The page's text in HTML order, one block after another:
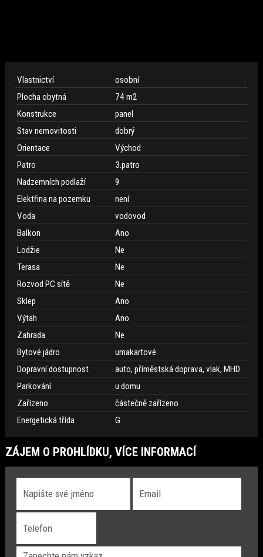
Vlastnictví
osobní
Plocha obytná
74 m2
Konstrukce
panel
Stav nemovitosti
dobrý
Orientace
Východ
Patro
3.patro
Nadzemních podlaží
9
Elektřina na pozemku
není
Voda
vodovod
Balkon
Ano
Lodžie
Ne
Terasa
Ne
Rozvod PC sítě
Ne
Sklep
Ano
Výtah
Ano
Zahrada
Ne
Bytové jádro
umakartové
Dopravní dostupnost
auto, příměstská doprava, vlak, MHD
Parkování
u domu
Zařízeno
částečně zařízeno
Energetická třída
G
ZÁJEM O PROHLÍDKU, VÍCE INFORMACÍ